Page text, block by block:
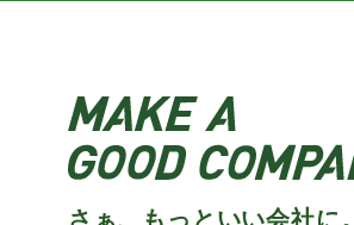
さぁ、もっといい会社に。